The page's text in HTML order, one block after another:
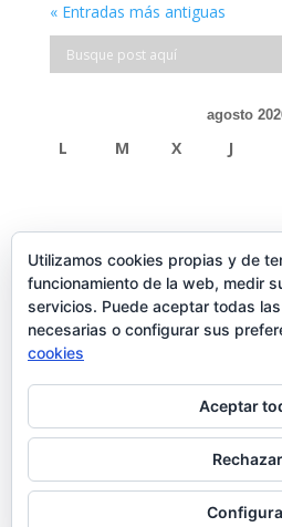
« Entradas más antiguas
agosto
L M X J
10 13
17
27
« Feb
Utilizamos cookies propias y de
funcionamiento de la web, medir
servicios. Puede aceptar todas
necesarias o configurar sus
cookies
Aceptar
Rechazar